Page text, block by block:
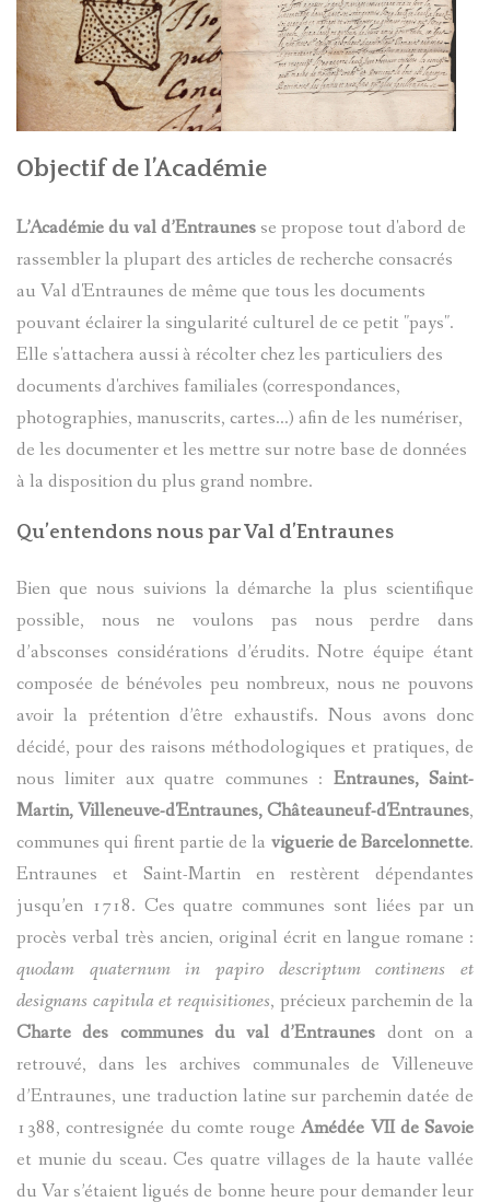
EN
1838
ALIAS
COLMAR
Objectif de l’Académie
L’Académie du val d’Entraunes se propose tout d'abord de
rassembler la plupart des articles de recherche consacrés
au Val d'Entraunes de même que tous les documents
pouvant éclairer la singularité culturel de ce petit "pays".
Elle s'attachera aussi à récolter chez les particuliers des
documents d'archives familiales (correspondances,
photographies, manuscrits, cartes...) afin de les numériser,
de les documenter et les mettre sur notre base de données
à la disposition du plus grand nombre.
Qu’entendons nous par Val d’Entraunes
Bien que nous suivions la démarche la plus scientifique
possible, nous ne voulons pas nous perdre dans
d’absconses considérations d’érudits. Notre équipe étant
composée de bénévoles peu nombreux, nous ne pouvons
avoir la prétention d’être exhaustifs. Nous avons donc
décidé, pour des raisons méthodologiques et pratiques, de
nous limiter aux quatre communes : Entraunes, Saint-
Martin, Villeneuve-d'Entraunes, Châteauneuf-d'Entraunes,
communes qui firent partie de la viguerie de Barcelonnette.
Entraunes et Saint-Martin en restèrent dépendantes
jusqu’en 1718. Ces quatre communes sont liées par un
procès verbal très ancien, original écrit en langue romane :
quodam quaternum in papiro descriptum continens et
designans capitula et requisitiones, précieux parchemin de la
Charte des communes du val d’Entraunes dont on a
retrouvé, dans les archives communales de Villeneuve
d’Entraunes, une traduction latine sur parchemin datée de
1388, contresignée du comte rougeAmédée VII de Savoie
et munie du sceau. Ces quatre villages de la haute vallée
du Var s’étaient ligués de bonne heure pour demander leur